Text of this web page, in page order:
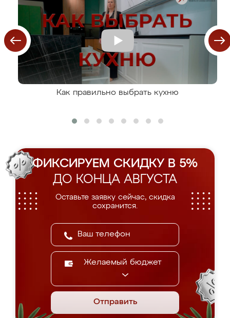
Как правильно выбрать кухню
ФИКСИРУЕМ СКИДКУ В 5%
ДО КОНЦА АВГУСТА
Оставьте заявку сейчас, скидка
сохранится.
Желаемый бюджет
Отправить